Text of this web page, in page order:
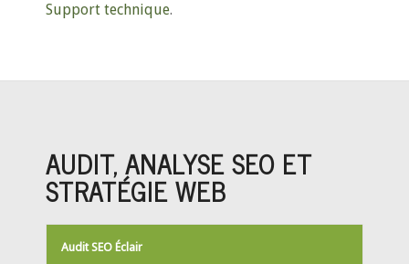
Support technique.
AUDIT, ANALYSE SEO ET
STRATÉGIE WEB
Audit SEO Éclair